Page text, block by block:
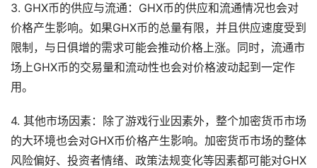
3. GHX币的供应与流通：GHX币的供应和流通情况也会对
价格产生影响。如果GHX币的总量有限，并且供应速度受到
限制，与日俱增的需求可能会推动价格上涨。同时，流通市
场上GHX币的交易量和流动性也会对价格波动起到一定作
用。
4. 其他市场因素：除了游戏行业因素外，整个加密货币市场
的大环境也会对GHX币价格产生影响。加密货币市场的整体
风险偏好、投资者情绪、政策法规变化等因素都可能对GHX